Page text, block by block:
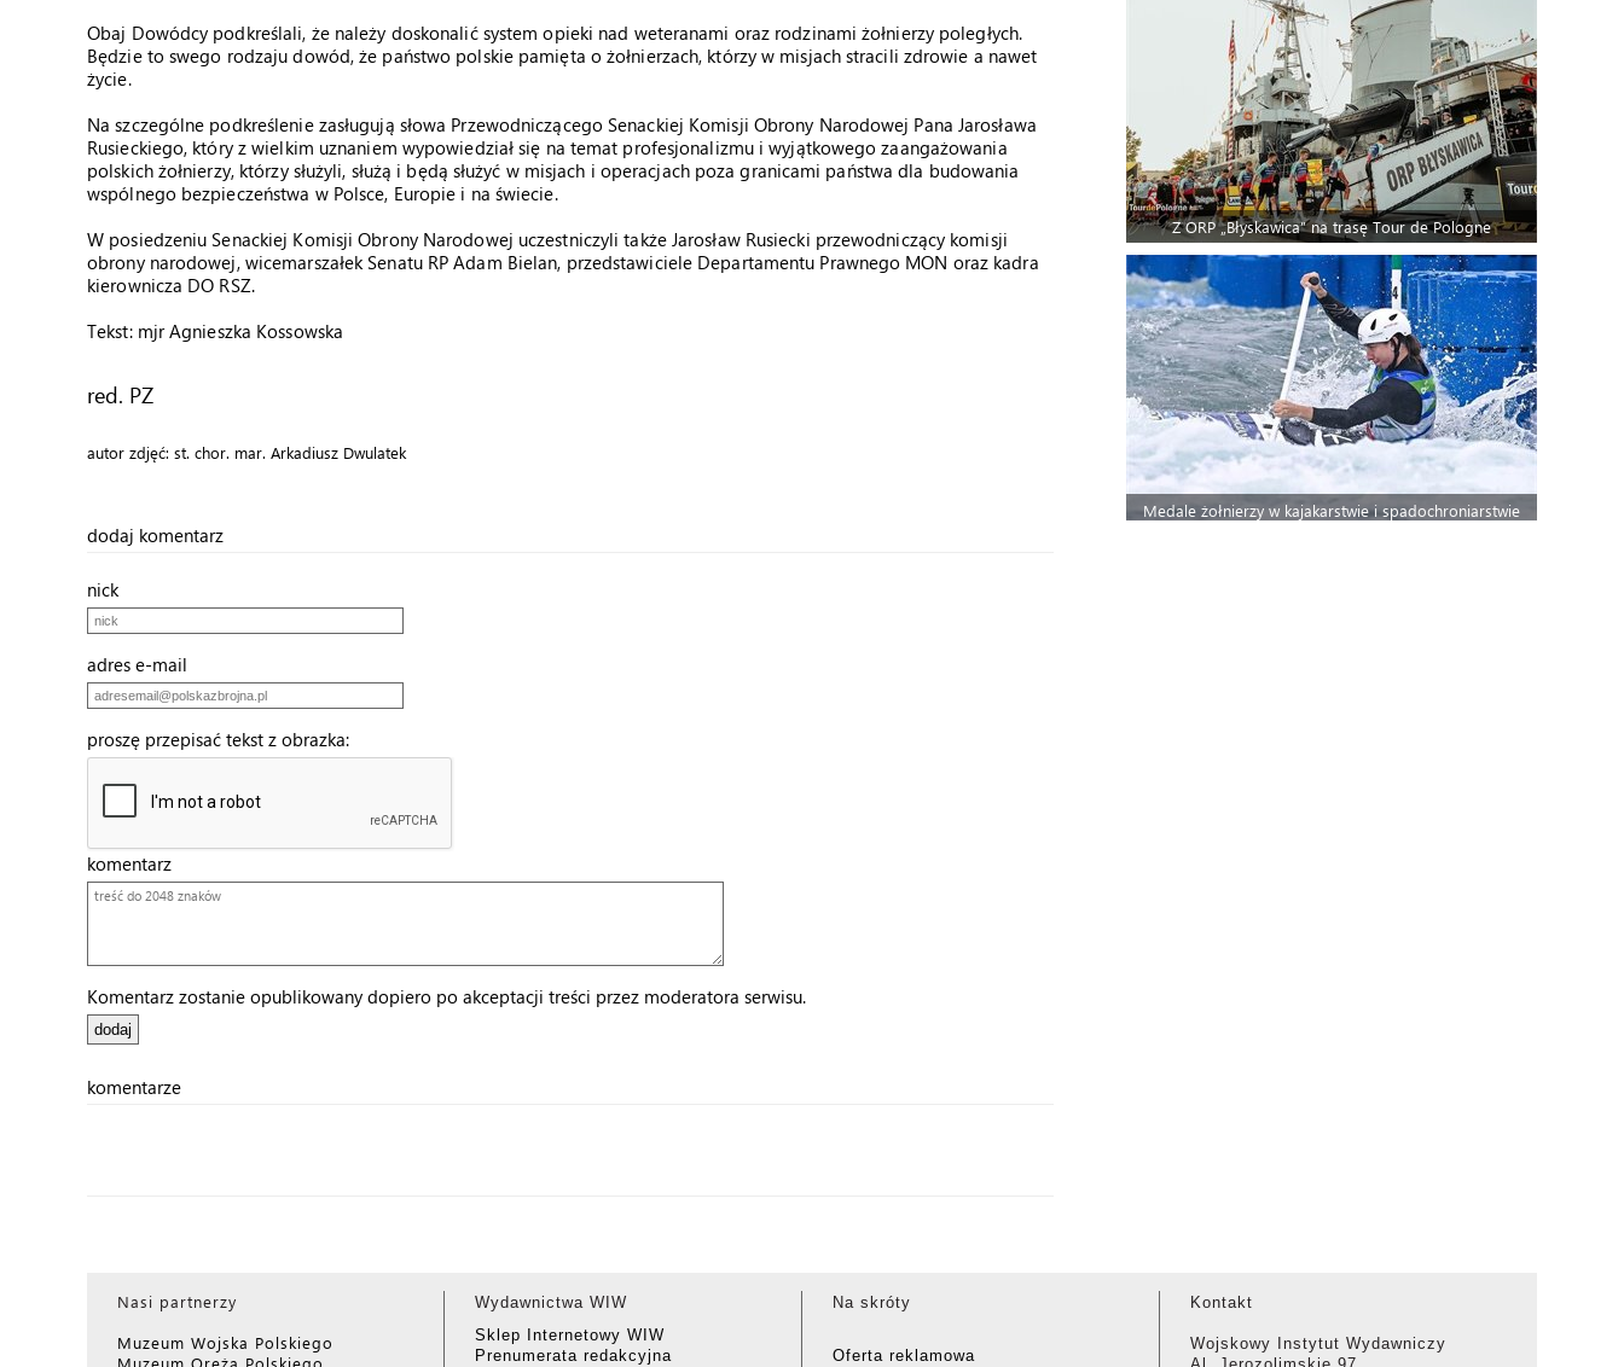
Obaj Dowódcy podkreślali, że należy doskonalić system opieki nad weteranami oraz rodzinami żołnierzy poległych.
Będzie to swego rodzaju dowód, że państwo polskie pamięta o żołnierzach, którzy w misjach stracili zdrowie a nawet
życie.
Na szczególne podkreślenie zasługują słowa Przewodniczącego Senackiej Komisji Obrony Narodowej Pana Jarosława
Rusieckiego, który z wielkim uznaniem wypowiedział się na temat profesjonalizmu i wyjątkowego zaangażowania
polskich żołnierzy, którzy służyli, służą i będą służyć w misjach i operacjach poza granicami państwa dla budowania
wspólnego bezpieczeństwa w Polsce, Europie i na świecie.
W posiedzeniu Senackiej Komisji Obrony Narodowej uczestniczyli także Jarosław Rusiecki przewodniczący komisji
obrony narodowej, wicemarszałek Senatu RP Adam Bielan, przedstawiciele Departamentu Prawnego MON oraz kadra
kierownicza DO RSZ.
Tekst: mjr Agnieszka Kossowska
red. PZ
autor zdjęć: st. chor. mar. Arkadiusz Dwulatek
dodaj komentarz
nick
adres e-mail
proszę przepisać tekst z obrazka:
komentarz
Komentarz zostanie opublikowany dopiero po akceptacji treści przez moderatora serwisu.
komentarze
Z ORP „Błyskawica” na trasę Tour de Pologne
Medale żołnierzy w kajakarstwie i spadochroniarstwie
Nasi partnerzy
Muzeum Wojska Polskiego
Muzeum Oręża Polskiego
Wydawnictwa WIW
Sklep Internetowy WIW
Prenumerata redakcyjna
Na skróty
Oferta reklamowa
Kontakt
Wojskowy Instytut Wydawniczy